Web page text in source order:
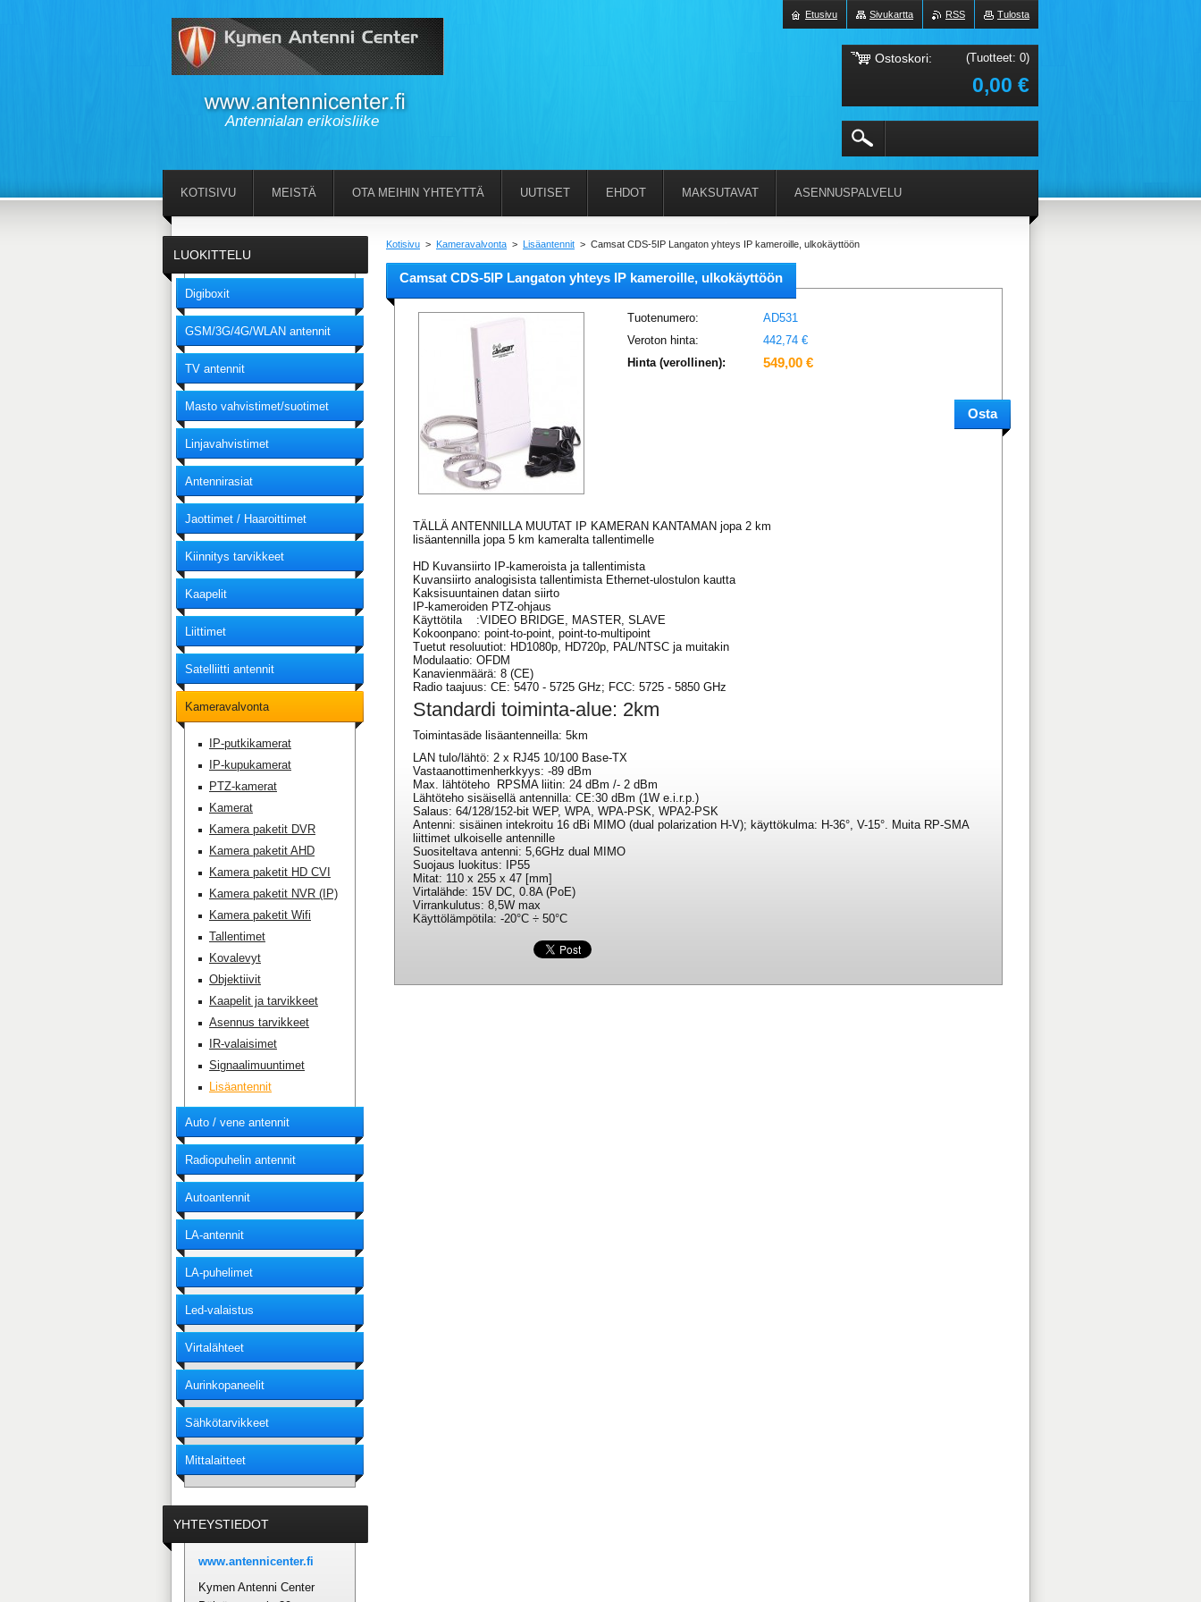
Antennialan erikoisliike
Kotisivu > Kameravalvonta > Lisäantennit > Camsat CDS-5IP Langaton yhteys IP kameroille, ulkokäyttöön
Camsat CDS-5IP Langaton yhteys IP kameroille, ulkokäyttöön
Tuotenumero:
AD531
Veroton hinta:
442,74 €
Hinta (verollinen):
549,00 €
TÄLLÄ ANTENNILLA MUUTAT IP KAMERAN KANTAMAN jopa 2 km
lisäantennilla jopa 5 km kameralta tallentimelle
HD Kuvansiirto IP-kameroista ja tallentimista
Kuvansiirto analogisista tallentimista Ethernet-ulostulon kautta
Kaksisuuntainen datan siirto
IP-kameroiden PTZ-ohjaus
Käyttötila :VIDEO BRIDGE, MASTER, SLAVE
Kokoonpano: point-to-point, point-to-multipoint
Tuetut resoluutiot: HD1080p, HD720p, PAL/NTSC ja muitakin
Modulaatio: OFDM
Kanavienmäärä: 8 (CE)
Radio taajuus: CE: 5470 - 5725 GHz; FCC: 5725 - 5850 GHz
Standardi toiminta-alue: 2km
Toimintasäde lisäantenneilla: 5km
LAN tulo/lähtö: 2 x RJ45 10/100 Base-TX
Vastaanottimenherkkyys: -89 dBm
Max. lähtöteho RPSMA liitin: 24 dBm /- 2 dBm
Lähtöteho sisäisellä antennilla: CE:30 dBm (1W e.i.r.p.)
Salaus: 64/128/152-bit WEP, WPA, WPA-PSK, WPA2-PSK
Antenni: sisäinen intekroitu 16 dBi MIMO (dual polarization H-V); käyttökulma: H-36°, V-15°. Muita RP-SMA
liittimet ulkoiselle antennille
Suositeltava antenni: 5,6GHz dual MIMO
Suojaus luokitus: IP55
Mitat: 110 x 255 x 47 [mm]
Virtalähde: 15V DC, 0.8A (PoE)
Virrankulutus: 8,5W max
Käyttölämpötila: -20°C ÷ 50°C
LUOKITTELU
Digiboxit
GSM/3G/4G/WLAN antennit
TV antennit
Masto vahvistimet/suotimet
Linjavahvistimet
Antennirasiat
Jaottimet / Haaroittimet
Kiinnitys tarvikkeet
Kaapelit
Liittimet
Satelliitti antennit
Kameravalvonta
IP-putkikamerat
IP-kupukamerat
PTZ-kamerat
Kamerat
Kamera paketit DVR
Kamera paketit AHD
Kamera paketit HD CVI
Kamera paketit NVR (IP)
Kamera paketit Wifi
Tallentimet
Kovalevyt
Objektiivit
Kaapelit ja tarvikkeet
Asennus tarvikkeet
IR-valaisimet
Signaalimuuntimet
Lisäantennit
Auto / vene antennit
Radiopuhelin antennit
Autoantennit
LA-antennit
LA-puhelimet
Led-valaistus
Virtalähteet
Aurinkopaneelit
Sähkötarvikkeet
Mittalaitteet
YHTEYSTIEDOT
www.antennicenter.fi
Kymen Antenni Center
KOTISIVU MEISTÄ OTA MEIHIN YHTEYTTÄ UUTISET EHDOT MAKSUTAVAT ASENNUSPALVELU
Tulosta
RSS
Sivukartta
Etusivu
Ostoskori: (Tuotteet: 0)
0,00 €